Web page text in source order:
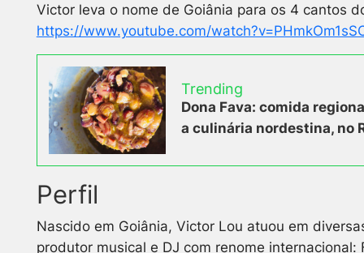
Victor leva o nome de Goiânia para os 4 cantos
https://www.youtube.com/
Trending
Dona Fava: comida
a culinária nordestina, no
Perfil
Nascido em Goiânia, Victor Lou atuou em
produtor musical e DJ com renome internacional: